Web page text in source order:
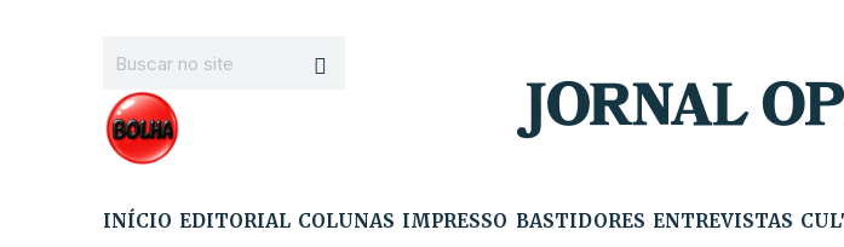
INÍCIO EDITORIAL COLUNAS IMPRESSO BASTIDORES ENTREVISTAS